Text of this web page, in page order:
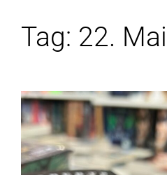
Tag: 22.